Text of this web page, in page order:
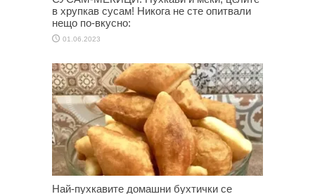
в хрупкав сусам! Никога не сте опитвали
нещо по-вкусно:
01.06.2023
Най-пухкавите домашни бухтички се